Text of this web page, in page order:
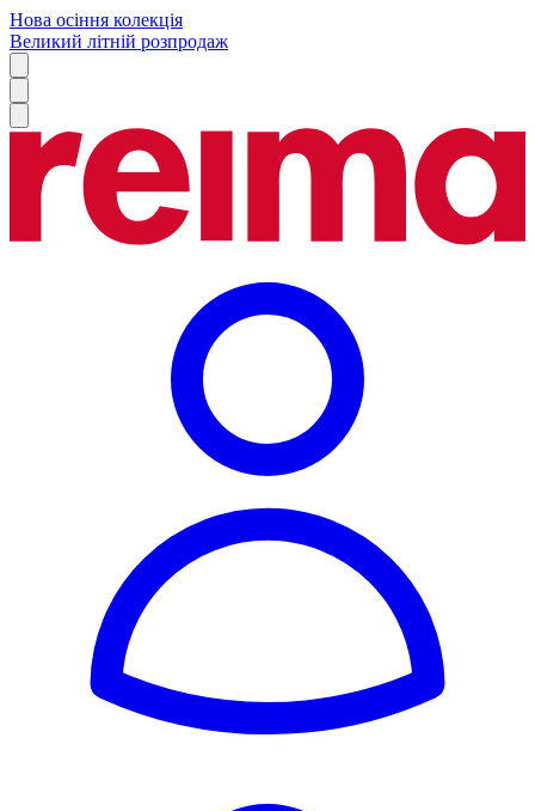
Нова осіння колекція
Великий літній розпродаж